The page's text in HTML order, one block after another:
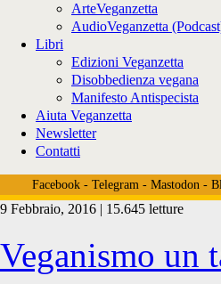
ArteVeganzetta
AudioVeganzetta
Libri
Edizioni Veganzetta
Disobbedienza vegana
Manifesto Antispecista
Aiuta Veganzetta
Newsletter
Contatti
Facebook- Telegram- Mastodon-
Tag:
9 Febbraio, 2016 | 15.645 letture
Veganismo un